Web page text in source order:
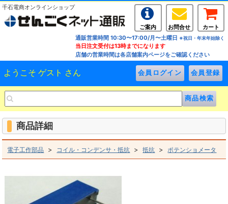
千石電商オンラインショップ
ご案内 お問合せ
カート
通販営業時間 10:30〜17:00/月〜土曜日 ※祝日・年末年始除く
当日注文受付は13時までになります
店舗の営業時間は各店舗案内ページをご確認ください
ようこそ ゲスト さん
商品詳細
電子工作部品 > コイル・コンデンサ・抵抗 >抵抗 > ポテンショメータ